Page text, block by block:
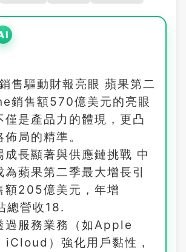
售驅動財報亮眼 蘋果第二
銷售額570億美元的亮眼
僅是產品力的體現，更凸
局的精準。
成長顯著與供應鏈挑戰 中
為蘋果第二季最大增長引
額205億美元，年增
總營收18.
過服務業務（如Apple
）強化用戶黏性，